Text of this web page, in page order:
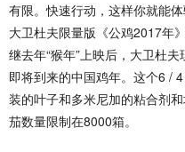
有限。快速行动，这样你就能体
大卫杜夫限量版《公鸡2017年》
继去年“猴年”上映后，大卫杜
即将到来的中国鸡年。这个6 /
装的叶子和多米尼加的粘合剂
茄数量限制在8000箱。